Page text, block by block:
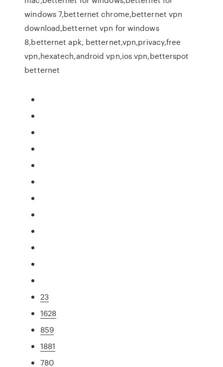
windows 7,betternet chrome,betternet vpn
download,betternet vpn for windows
8,betternet apk, betternet,vpn,privacy,free
vpn,hexatech,android vpn,ios vpn,betterspot
betternet
23
1628
859
1881
780